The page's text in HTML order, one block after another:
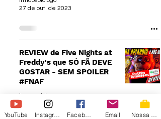
27 de out. de 2023
REVIEW de Five Nights at
Freddy's que SÓ FÃ DEVE
GOSTAR - SEM SPOILER
#FNAF
irmaospiologo
27 de out. de 2023
YouTube Email